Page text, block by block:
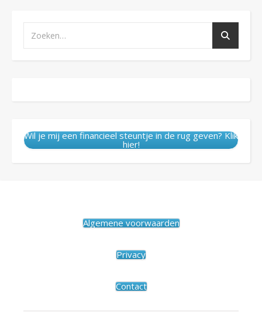
Wil je mij een financieel steuntje in de rug geven? Klik
hier!
Algemene voorwaarden
Privacy
Contact